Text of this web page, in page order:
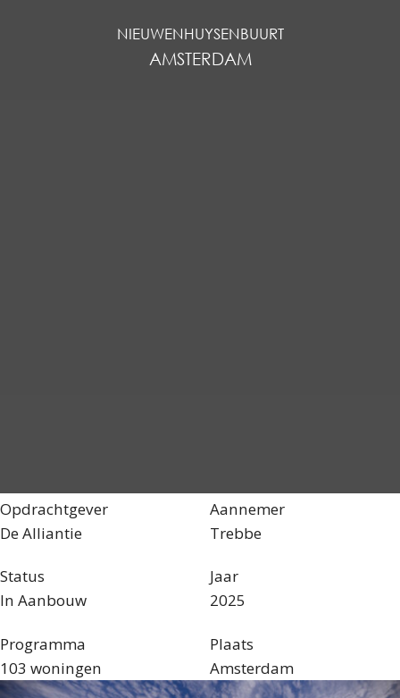
NIEUWENHUYSENBUURT
AMSTERDAM
Opdrachtgever
De Alliantie
Aannemer
Trebbe
Status
In Aanbouw
Jaar
2025
Programma
103 woningen
Plaats
Amsterdam